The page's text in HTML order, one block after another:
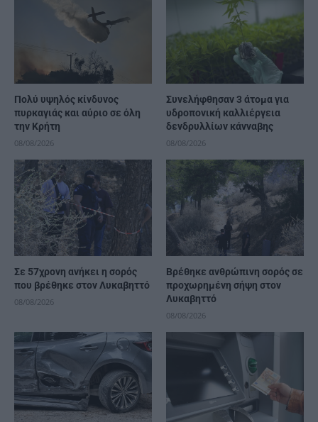
Πολύ υψηλός κίνδυνος
πυρκαγιάς και αύριο σε όλη
την Κρήτη
08/08/2026
Συνελήφθησαν 3 άτομα για
υδροπονική καλλιέργεια
δενδρυλλίων κάνναβης
08/08/2026
Σε 57χρονη ανήκει η σορός
που βρέθηκε στον Λυκαβηττό
08/08/2026
Βρέθηκε ανθρώπινη σορός σε
προχωρημένη σήψη στον
Λυκαβηττό
08/08/2026